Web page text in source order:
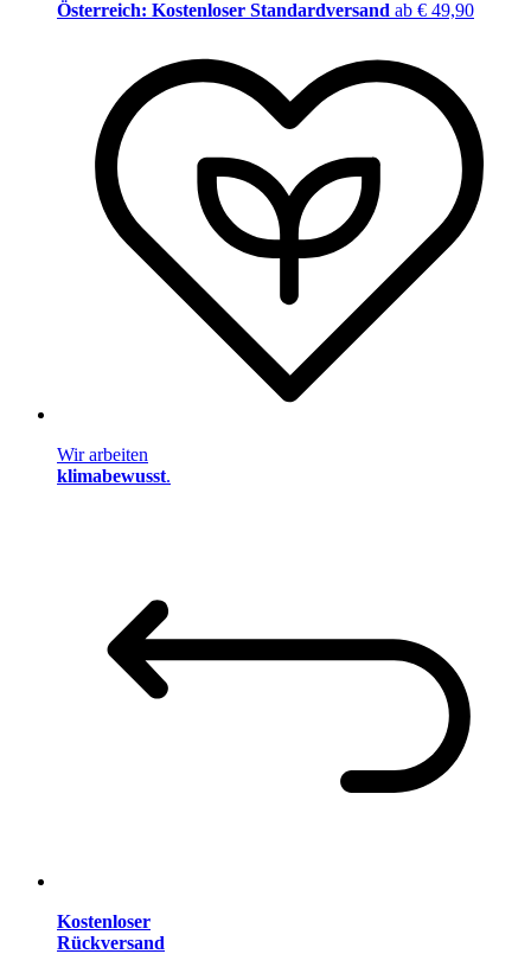
Österreich: Kostenloser Standardversand ab € 49,90
Wir arbeiten
klimabewusst.
Kostenloser
Rückversand